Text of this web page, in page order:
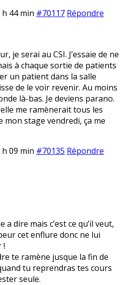
44 min #70117 Répondre
je serai au CSI. J’essaie de ne
à chaque sortie de patients
un patient dans la salle
de le voir revenir. Au moins
là-bas. Je deviens parano.
me ramènerait tous les
mon stage vendredi, ça me
09 min #70135 Répondre
a dire mais c’est ce qu’il veut,
cet enflure donc ne lui
!
te ramène jusque la fin de
tu reprendras tes cours
seule.